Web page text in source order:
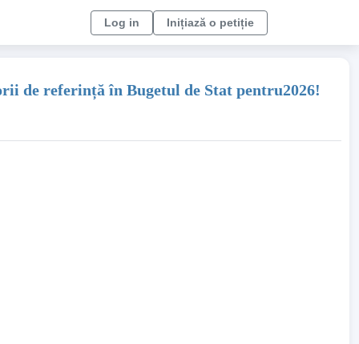
Log in Inițiază o petiție
de referință în Bugetul de Stat pentru2026!